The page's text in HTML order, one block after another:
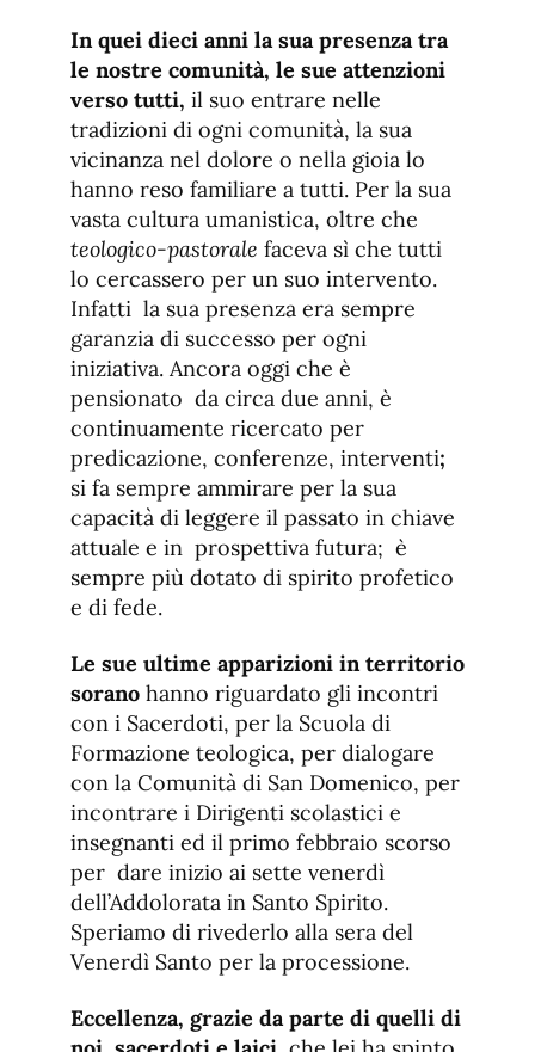
In quei dieci anni la sua presenza tra
le nostre comunità, le sue attenzioni
verso tutti, il suo entrare nelle
tradizioni di ogni comunità, la sua
vicinanza nel dolore o nella gioia lo
hanno reso familiare a tutti. Per la sua
vasta cultura umanistica, oltre che
teologico-pastorale faceva sì che tutti
lo cercassero per un suo intervento.
Infatti la sua presenza era sempre
garanzia di successo per ogni
iniziativa. Ancora oggi che è
pensionato da circa due anni, è
continuamente ricercato per
predicazione, conferenze, interventi;
si fa sempre ammirare per la sua
capacità di leggere il passato in chiave
attuale e in prospettiva futura; è
sempre più dotato di spirito profetico
e di fede.
Le sue ultime apparizioni in territorio
sorano hanno riguardato gli incontri
con i Sacerdoti, per la Scuola di
Formazione teologica, per dialogare
con la Comunità di San Domenico, per
incontrare i Dirigenti scolastici e
insegnanti ed il primo febbraio scorso
per dare inizio ai sette venerdì
dell’Addolorata in Santo Spirito.
Speriamo di rivederlo alla sera del
Venerdì Santo per la processione.
Eccellenza, grazie da parte di quelli di